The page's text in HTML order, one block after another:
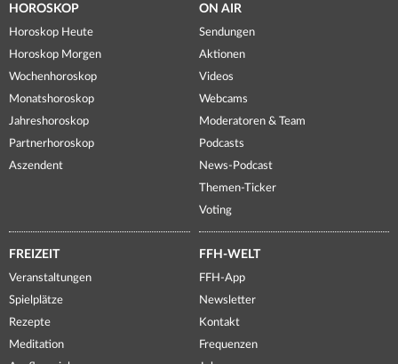
HOROSKOP
Horoskop Heute
Horoskop Morgen
Wochenhoroskop
Monatshoroskop
Jahreshoroskop
Partnerhoroskop
Aszendent
ON AIR
Sendungen
Aktionen
Videos
Webcams
Moderatoren & Team
Podcasts
News-Podcast
Themen-Ticker
Voting
FREIZEIT
Veranstaltungen
Spielplätze
Rezepte
Meditation
FFH-WELT
FFH-App
Newsletter
Kontakt
Frequenzen